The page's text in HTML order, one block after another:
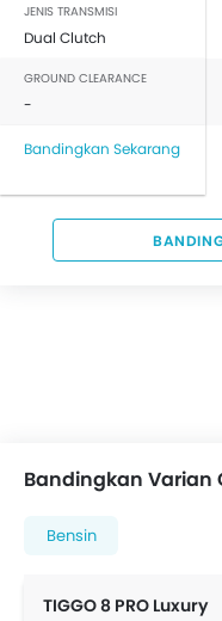
JENIS TRANSMISI
Dual Clutch
GROUND CLEARANCE
-
Bandingkan Sekarang
Bandingkan Varian
Bensin
TIGGO 8 PRO Luxury